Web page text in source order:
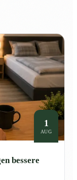
1
AUG
bessere